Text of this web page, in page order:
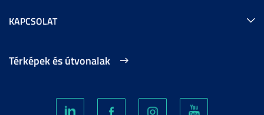
KAPCSOLAT
Térképek és útvonalak